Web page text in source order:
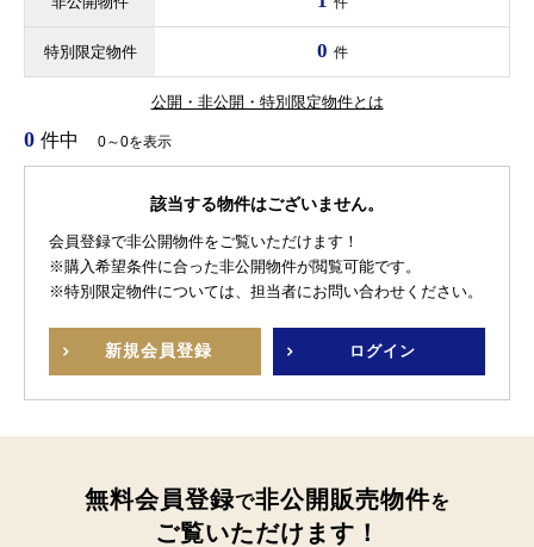
特別限定物件 0 件
公開・非公開・特別限定物件とは
0 件中 0～0を表示
該当する物件はございません。
会員登録で非公開物件をご覧いただけます！
※購入希望条件に合った非公開物件が閲覧可能です。
※特別限定物件については、担当者にお問い合わせください。
新規会員登録 ログイン
無料会員登録で非公開販売物件を
ご覧いただけます！